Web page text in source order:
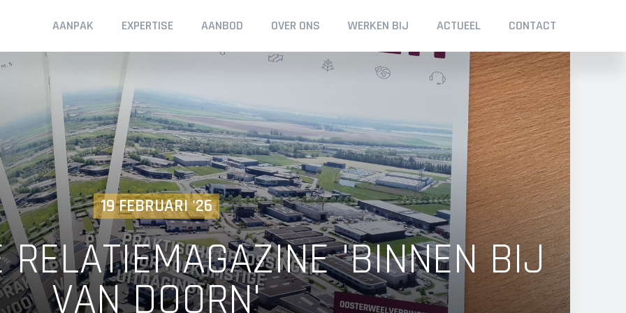
AANPAK EXPERTISE AANBOD OVER ONS WERKEN BIJ ACTUEEL CONTACT
19 FEBRUARI '26
RELATIEMAGAZINE 'BINNEN BIJ
VAN DOORN'